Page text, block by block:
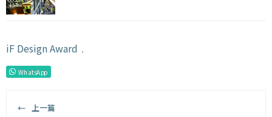
iF Design Award ﹒
WhatsApp
← 上一篇